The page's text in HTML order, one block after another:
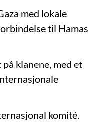
med lokale
til Hamas
klanene, med et
komité.